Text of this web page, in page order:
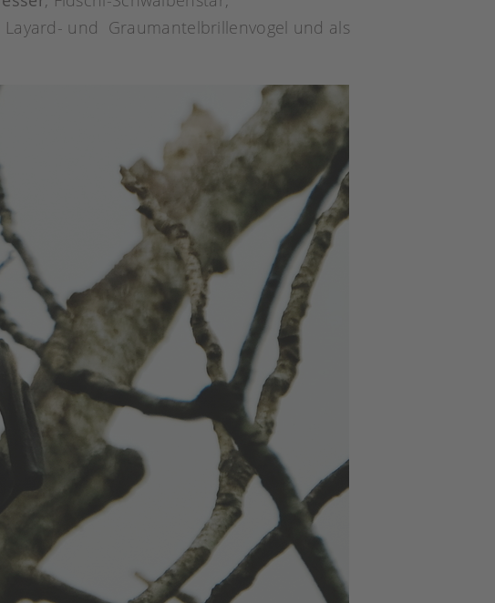
Layard- und Graumantelbrillenvogel und als